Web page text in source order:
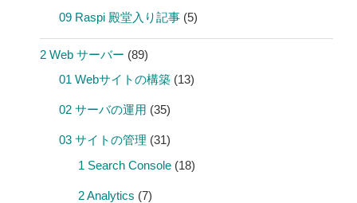
09 Raspi 殿堂入り記事 (5)
2 Web サーバー (89)
01 Webサイトの構築 (13)
02 サーバの運用 (35)
03 サイトの管理 (31)
1 Search Console (18)
2 Analytics (7)